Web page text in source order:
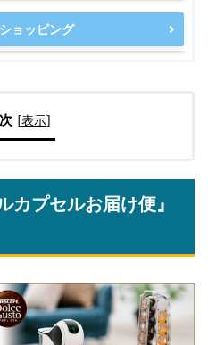
ョッピング
[表示]
カプセルお届け便』